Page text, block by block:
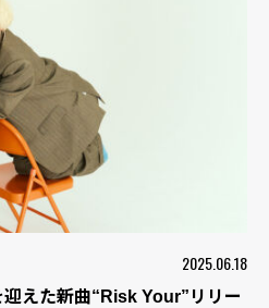
2025.06.18
えた新曲“Risk Your”リリー